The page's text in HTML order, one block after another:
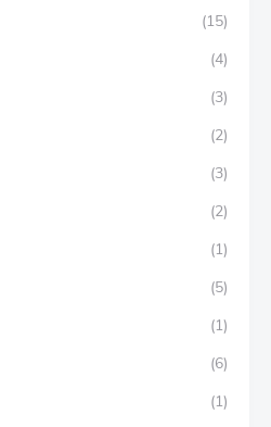
(15)
(4)
(3)
(2)
(3)
(2)
(1)
(5)
(1)
(6)
(1)